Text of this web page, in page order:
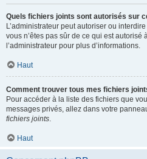
Quels fichiers joints sont autorisés sur
L’administrateur peut autoriser ou
vous n’êtes pas sûr de ce qui est autorisé
l’administrateur pour plus d’informations.
Haut
Comment trouver tous mes fichiers
Pour accéder à la liste des fichiers que
messages privés, allez dans votre
fichiers joints.
Haut